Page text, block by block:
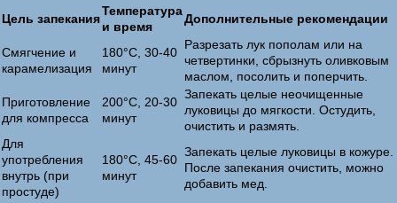
Цель запекания
Температура
и время
Дополнительные рекомендации
Смягчение и
карамелизация
180°C, 30-40
минут
Разрезать лук пополам или на
четвертинки, сбрызнуть оливковым
маслом, посолить и поперчить.
Приготовление
для компресса
200°C, 20-30
минут
Запекать целые неочищенные
луковицы до мягкости. Остудить,
очистить и размять.
Для
употребления
внутрь (при
простуде)
180°C, 45-60
минут
Запекать целые луковицы в кожуре.
После запекания очистить, можно
добавить мед.